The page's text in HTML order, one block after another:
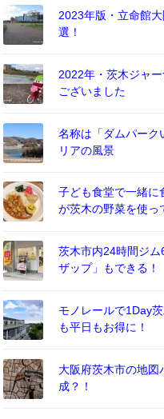
2023年版・立命館
選！
2022年・茨木ジャ
ございました
名称は「ダムパーク
リアの風景
子ども食堂で一緒に
が茨木の野菜を使っ
茨木市内24時間ジ
ザップ」もできる！
モノレールで1Day
も平日もお得に！
大阪府茨木市の地図
成？！